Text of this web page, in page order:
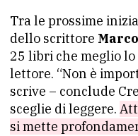
Tra le prossime
dello scrittore
25 libri che meglio
lettore. “Non è
scrive – conclude
sceglie di leggere.
si mette